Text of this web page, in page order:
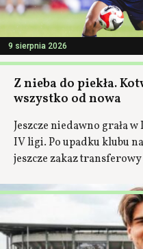
9 sierpnia 2026
Z nieba do piekła.
wszystko od nowa
Jeszcze niedawno grała
IV ligi. Po upadku klubu
jeszcze zakaz